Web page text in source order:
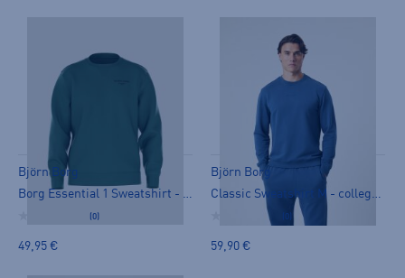
Björn Borg
Borg Essential 1 Sweatshirt - collegepaita
(0)
49,95 €
Björn Borg
Classic Sweatshirt M - collegepaita
(0)
59,90 €